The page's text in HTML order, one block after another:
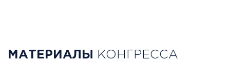
МАТЕРИАЛЫ КОНГРЕССА